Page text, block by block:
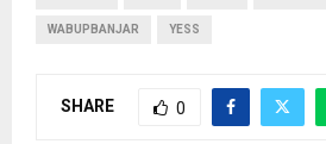
WABUPBANJAR YESS
SHARE 0